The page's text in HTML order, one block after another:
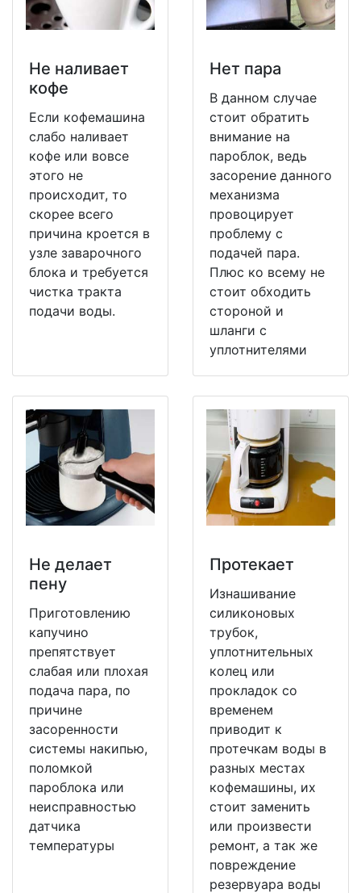
Не наливает
кофе
Если кофемашина
слабо наливает
кофе или вовсе
этого не
происходит, то
скорее всего
причина кроется в
узле заварочного
блока и требуется
чистка тракта
подачи воды.
Нет пара
В данном случае
стоит обратить
внимание на
пароблок, ведь
засорение данного
механизма
провоцирует
проблему с
подачей пара.
Плюс ко всему не
стоит обходить
стороной и
шланги с
уплотнителями
Не делает
пену
Приготовлению
капучино
препятствует
слабая или плохая
подача пара, по
причине
засоренности
системы накипью,
поломкой
пароблока или
неисправностью
датчика
температуры
Протекает
Изнашивание
силиконовых
трубок,
уплотнительных
колец или
прокладок со
временем
приводит к
протечкам воды в
разных местах
кофемашины, их
стоит заменить
или произвести
ремонт, а так же
повреждение
резервуара воды